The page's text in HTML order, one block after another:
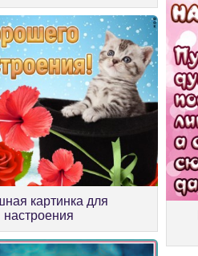
картинка для
настроения